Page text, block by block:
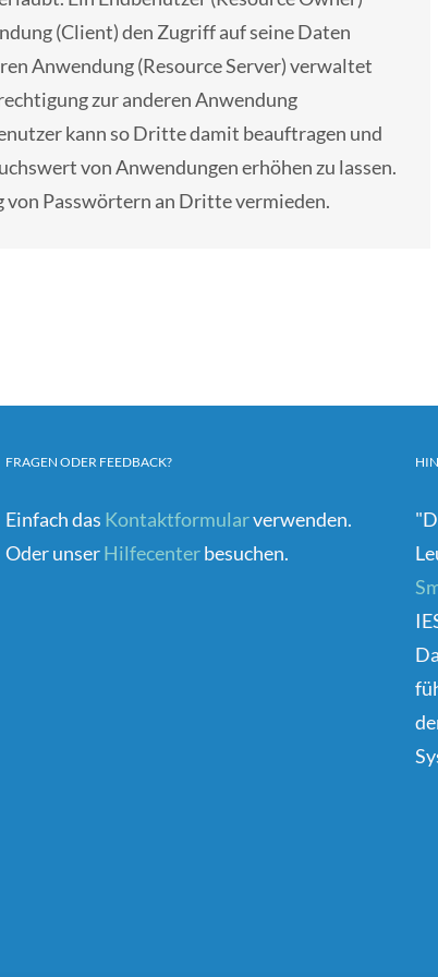
(Client) den Zugriff auf seine Daten
Anwendung (Resource Server) verwaltet
zur anderen Anwendung
kann so Dritte damit beauftragen und
von Anwendungen erhöhen zu lassen.
Passwörtern an Dritte vermieden.
FRAGEN ODER FEEDBACK?
Einfach das Kontaktformularverwenden.
Oder unserHilfecenterbesuchen.